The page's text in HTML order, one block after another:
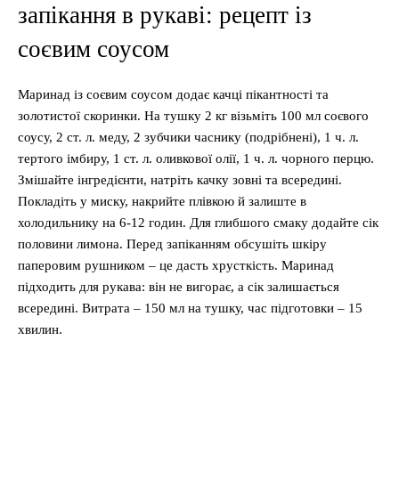
запікання в рукаві: рецепт із
соєвим соусом
Маринад із соєвим соусом додає качці пікантності та
золотистої скоринки. На тушку 2 кг візьміть 100 мл соєвого
соусу, 2 ст. л. меду, 2 зубчики часнику (подрібнені), 1 ч. л.
тертого імбиру, 1 ст. л. оливкової олії, 1 ч. л. чорного перцю.
Змішайте інгредієнти, натріть качку зовні та всередині.
Покладіть у миску, накрийте плівкою й залиште в
холодильнику на 6-12 годин. Для глибшого смаку додайте сік
половини лимона. Перед запіканням обсушіть шкіру
паперовим рушником – це дасть хрусткість. Маринад
підходить для рукава: він не вигорає, а сік залишається
всередині. Витрата – 150 мл на тушку, час підготовки – 15
хвилин.